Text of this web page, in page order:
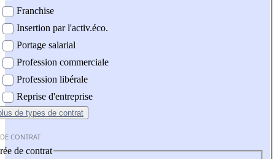
Franchise
Insertion par l'activ.éco.
Portage salarial
Profession commerciale
Profession libérale
Reprise d'entreprise
de types de contrat
CONTRAT
de contrat